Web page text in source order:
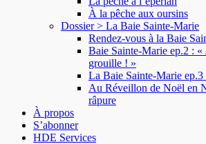
À la pêche aux oursins
Dossier > La Baie Sainte-Marie
Rendez-vous à la Baie
Baie Sainte-Marie ep.2 : «
grouille ! »
La Baie Sainte-Marie ep.3
Au Réveillon de Noël en
râpure
À propos
S’abonner
HDE Services